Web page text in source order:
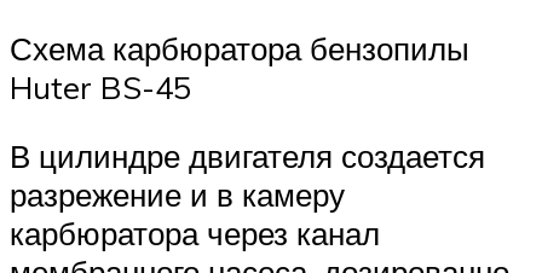
Схема карбюратора бензопилы
Huter BS-45
В цилиндре двигателя создается
разрежение и в камеру
карбюратора через канал